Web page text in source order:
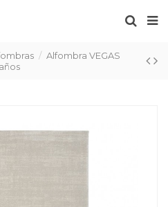
Alfombra VEGAS